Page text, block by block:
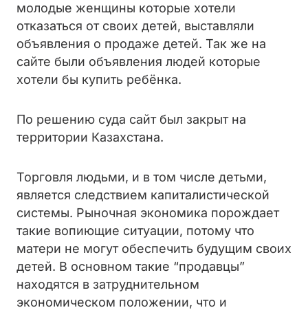
молодые женщины которые хотели
отказаться от своих детей, выставляли
объявления о продаже детей. Так же на
сайте были объявления людей которые
хотели бы купить ребёнка.
По решению суда сайт был закрыт на
территории Казахстана.
Торговля людьми, и в том числе детьми,
является следствием капиталистической
системы. Рыночная экономика порождает
такие вопиющие ситуации, потому что
матери не могут обеспечить будущим своих
детей. В основном такие “продавцы”
находятся в затруднительном
экономическом положении, что и